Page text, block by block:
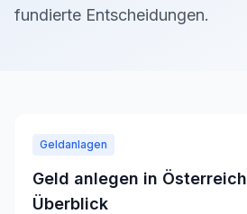
fundierte Entscheidungen.
Geldanlagen
Geld anlegen in
Überblick